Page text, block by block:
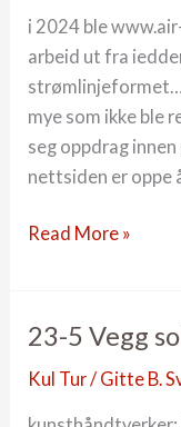
i 2024 ble
arbeid ut fra
strømlinjeformet…
mye som ikke ble
seg oppdrag
nettsiden er oppe
24-
Gallery
Read More »
23-5 Vegg
Kul Tur / Gitte B.